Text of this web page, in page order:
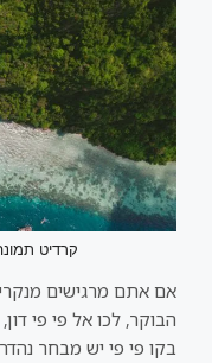
קרדיט
אם אתם מרגישים
הבוקר, לכו אל פי פי
בקו פי פי יש מבחר